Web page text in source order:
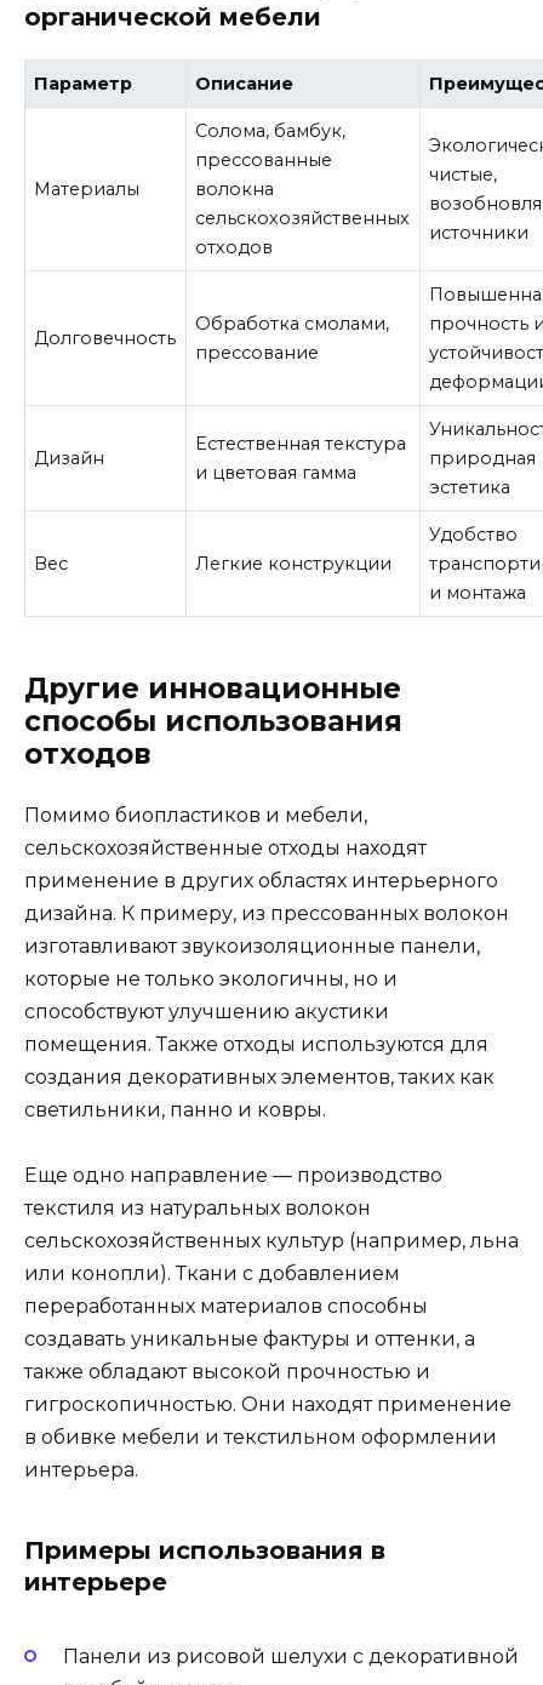
органической мебели
Параметр Описание
Материалы
Солома, бамбук,
прессованные
волокна
сельскохозяйственных
отходов
чистые,
источники
Долговечность
Обработка смолами,
прессование
прочность
Дизайн
Естественная текстура
и цветовая гамма
природная
эстетика
Вес Легкие конструкции
Удобство
и монтажа
Другие инновационные
способы использования
отходов
Помимо биопластиков и мебели,
сельскохозяйственные отходы находят
применение в других областях интерьерного
дизайна. К примеру, из прессованных волокон
изготавливают звукоизоляционные панели,
которые не только экологичны, но и
способствуют улучшению акустики
помещения. Также отходы используются для
создания декоративных элементов, таких как
светильники, панно и ковры.
Еще одно направление — производство
текстиля из натуральных волокон
сельскохозяйственных культур (например, льна
или конопли). Ткани с добавлением
переработанных материалов способны
создавать уникальные фактуры и оттенки, а
также обладают высокой прочностью и
гигроскопичностью. Они находят применение
в обивке мебели и текстильном оформлении
интерьера.
Примеры использования в
интерьере
Панели из рисовой шелухи с декоративной